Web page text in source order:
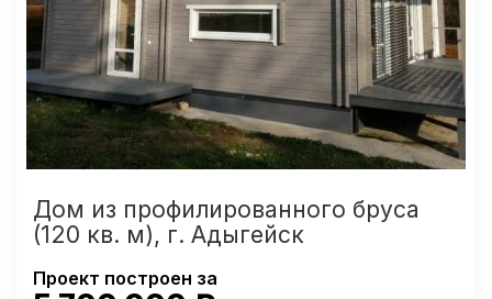
Дом из профилированного бруса
(120 кв. м), г. Адыгейск
Проект построен за